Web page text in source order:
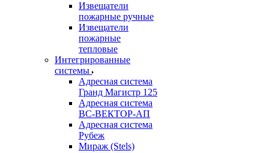
Извещатели
пожарные ручные
Извещатели
пожарные
тепловые
Интегрированные
системы
Адресная система
Гранд Магистр 125
Адресная система
ВС-ВЕКТОР-АП
Адресная система
Рубеж
Мираж (Stels)